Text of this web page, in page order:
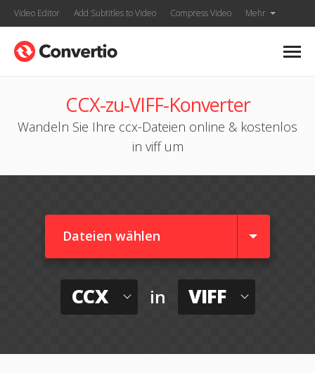
Video Editor Add Subtitles to Video Compress Video Mehr
CCX-zu-VIFF-Konverter
Wandeln Sie Ihre ccx-Dateien online & kostenlos
in viff um
Dateien wählen
CCX in VIFF